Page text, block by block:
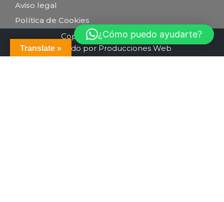
Aviso legal
Política de Cookies
Copyright conexiónsolar.es
Creado por Producciones Web
Translate »
¿Cómo puedo ayudarte?